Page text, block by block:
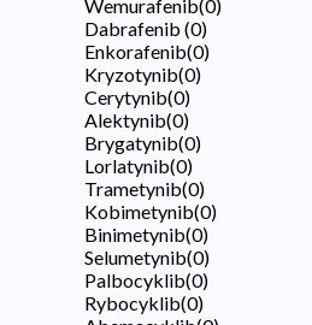
Wemurafenib(0)
Dabrafenib (0)
Enkorafenib(0)
Kryzotynib(0)
Cerytynib(0)
Alektynib(0)
Brygatynib(0)
Lorlatynib(0)
Trametynib(0)
Kobimetynib(0)
Binimetynib(0)
Selumetynib(0)
Palbocyklib(0)
Rybocyklib(0)